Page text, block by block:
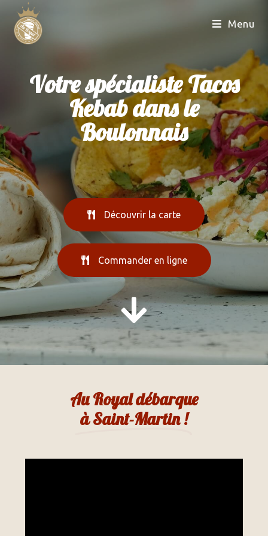
Menu
Votre spécialiste Tacos
Kebab dans le
Boulonnais
Découvrir la carte
Commander en ligne
Au Royal débarque
à Saint-Martin !